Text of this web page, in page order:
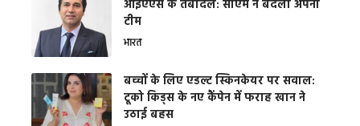
आईएएस के तबादले: सीएम ने बदली अपनी
टीम
भारत
बच्चों के लिए एडल्ट स्किनकेयर पर सवाल:
टूको किड्स के नए कैंपेन में फराह खान ने
उठाई बहस